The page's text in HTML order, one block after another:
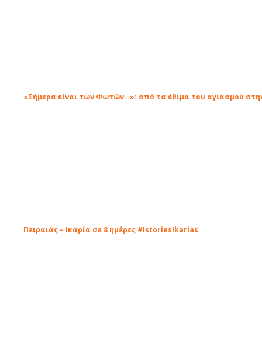
«Σήμερα είναι των Φωτών…»: από τα έθιμα του αγιασμού
Πειραιάς – Ικαρία σε 8 ημέρες #IstoriesIkarias